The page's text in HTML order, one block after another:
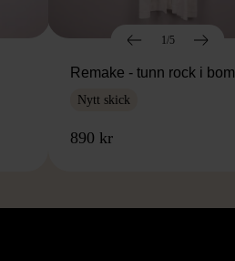
1/5
Remake - tunn rock i
Nytt skick
890 kr